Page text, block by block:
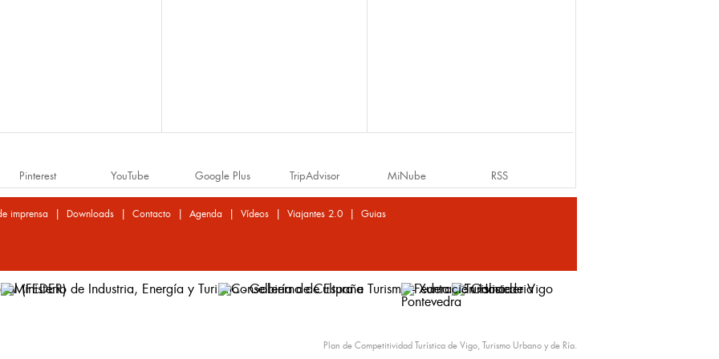
Pinterest YouTube Google Plus TripAdvisor MiNube RSS
imprensa | Downloads | Contacto | Agenda | Vídeos | Viajantes 2.0 | Guias
Plan de Competitividad Turística de Vigo, Turismo Urbano y de Ría.